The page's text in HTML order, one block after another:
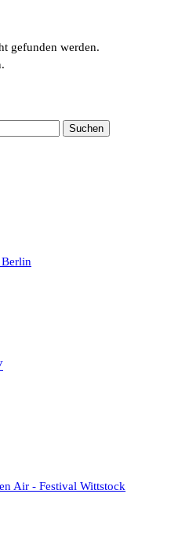
gefunden werden.
Air - Festival Wittstock